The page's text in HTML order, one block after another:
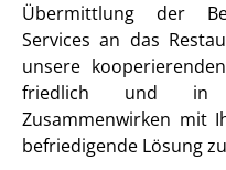
Übermittlung der
Services an das
unsere
friedlich und in
Zusammenwirken mit
befriedigende Lösung